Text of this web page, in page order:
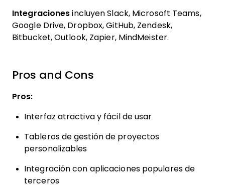
Integraciones incluyen Slack, Microsoft Teams,
Google Drive, Dropbox, GitHub, Zendesk,
Bitbucket, Outlook, Zapier, MindMeister.
Pros and Cons
Pros:
Interfaz atractiva y fácil de usar
Tableros de gestión de proyectos
personalizables
Integración con aplicaciones populares de
terceros